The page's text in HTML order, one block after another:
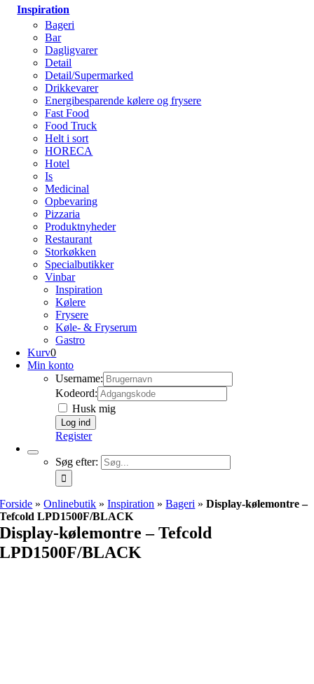
Inspiration
Bageri
Bar
Dagligvarer
Detail
Detail/Supermarked
Drikkevarer
Energibesparende kølere og frysere
Fast Food
Food Truck
Helt i sort
HORECA
Hotel
Is
Medicinal
Opbevaring
Pizzaria
Produktnyheder
Restaurant
Storkøkken
Specialbutikker
Vinbar
Inspiration
Kølere
Frysere
Køle- & Fryserum
Gastro
Kurv0
Min konto
Username:
Kodeord:
Husk mig
Register
Søg efter:
Forside »Onlinebutik »Inspiration »Bageri »Display-kølemontre –
Tefcold LPD1500F/BLACK
Display-kølemontre – Tefcold
LPD1500F/BLACK